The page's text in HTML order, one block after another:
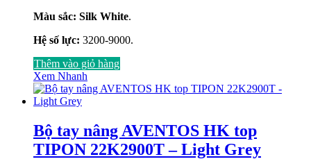
Màu sắc: Silk White.
Hệ số lực: 3200-9000.
Thêm vào giỏ hàng
Xem Nhanh
Bộ tay nâng AVENTOS HK top
TIPON 22K2900T – Light Grey